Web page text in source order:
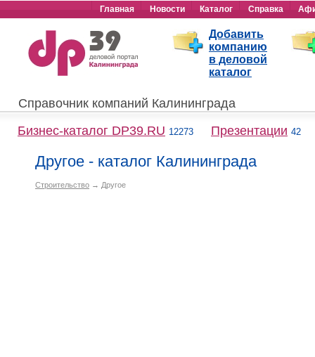
Главная Новости Каталог Справка
Добавить
компанию
в деловой
каталог
Справочник компаний Калининграда
Бизнес-каталог DP39.RU 12273 Презентации 42
Другое - каталог Калининграда
Строительство → Другое